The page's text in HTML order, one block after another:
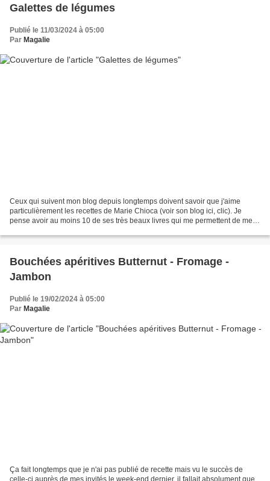
Galettes de légumes
Publié le 11/03/2024 à 05:00
Par Magalie
Ceux qui suivent mon blog depuis longtemps doivent savoir que j'aime
particulièrement les recettes de Marie Chioca (voir son blog ici, clic). Je
pense avoir au moins 10 de ses très beaux livres qui me permettent de me
Bouchées apéritives Butternut - Fromage -
Jambon
Publié le 19/02/2024 à 05:00
Par Magalie
Ça fait longtemps que je n'ai pas publié de recette mais vu le succès de
celle-ci auprès de mes invités le week-end dernier, il fallait absolument que